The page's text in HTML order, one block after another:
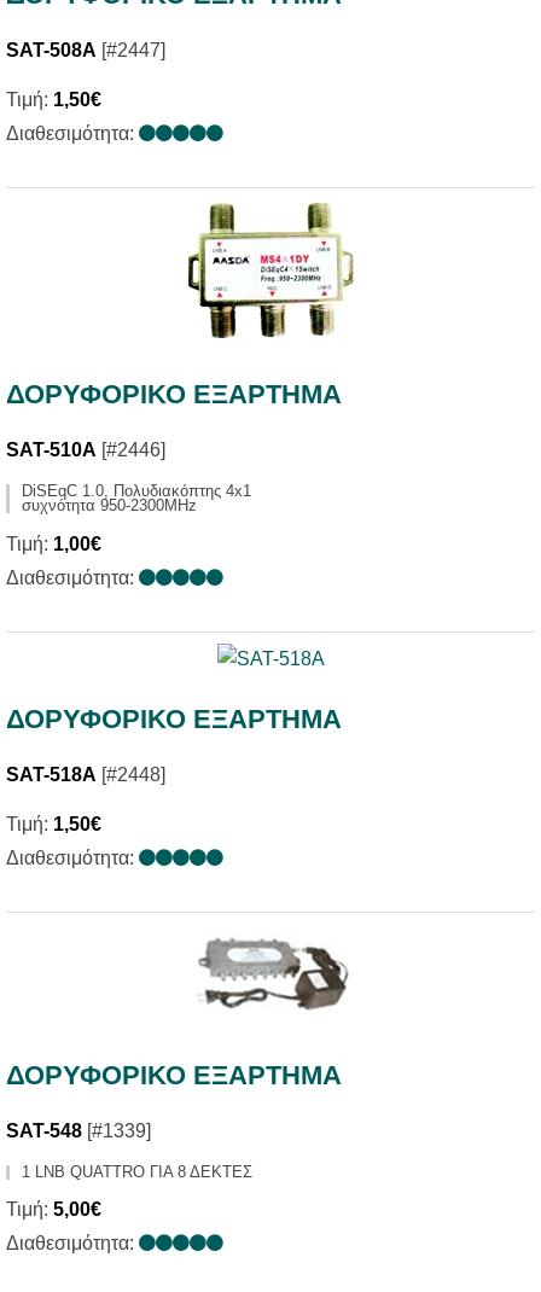
SAT-508A [#2447]
Τιμή: 1,50€
Διαθεσιμότητα:
ΔΟΡΥΦΟΡΙΚΟ ΕΞΑΡΤΗΜΑ
SAT-510A [#2446]
DiSEqC 1.0, Πολυδιακόπτης 4x1
συχνότητα 950-2300MHz
Τιμή: 1,00€
Διαθεσιμότητα:
ΔΟΡΥΦΟΡΙΚΟ ΕΞΑΡΤΗΜΑ
SAT-518A [#2448]
Τιμή: 1,50€
Διαθεσιμότητα:
ΔΟΡΥΦΟΡΙΚΟ ΕΞΑΡΤΗΜΑ
SAT-548 [#1339]
1 LNB QUATTRO ΓΙΑ 8 ΔΕΚΤΕΣ
Τιμή: 5,00€
Διαθεσιμότητα: